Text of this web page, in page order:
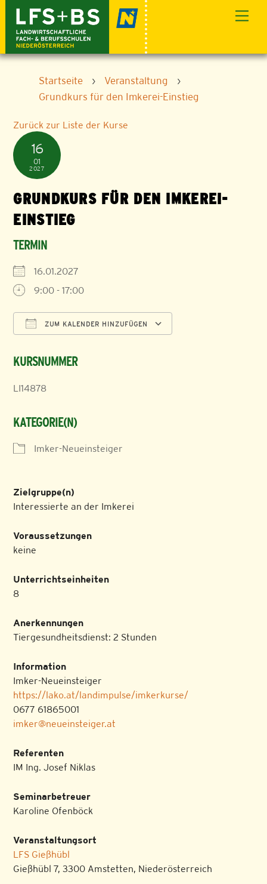
content
Startseite › Veranstaltung
›
Grundkurs für den Imkerei-Einstieg
Zurück zur Liste der Kurse
16
01
2027
GRUNDKURS FÜR DEN IMKEREI-
EINSTIEG
TERMIN
16.01.2027
9:00 - 17:00
ZUM KALENDER HINZUFÜGEN
KURSNUMMER
LI14878
KATEGORIE(N)
Imker-Neueinsteiger
Zielgruppe(n)
Interessierte an der Imkerei
Voraussetzungen
keine
Unterrichtseinheiten
8
Anerkennungen
Tiergesundheitsdienst: 2 Stunden
Information
Imker-Neueinsteiger
https://lako.at/landimpulse/imkerkurse/
0677 61865001
imker@neueinsteiger.at
Referenten
IM Ing. Josef Niklas
Seminarbetreuer
Karoline Ofenböck
Veranstaltungsort
LFS Gießhübl
Gießhübl 7, 3300 Amstetten, Niederösterreich